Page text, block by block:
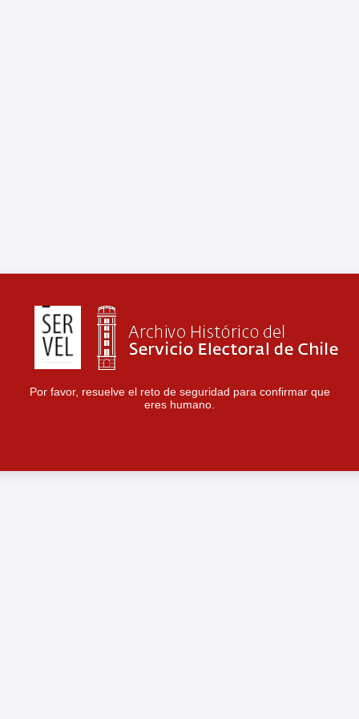
Por favor, resuelve el reto de seguridad para confirmar que
eres humano.